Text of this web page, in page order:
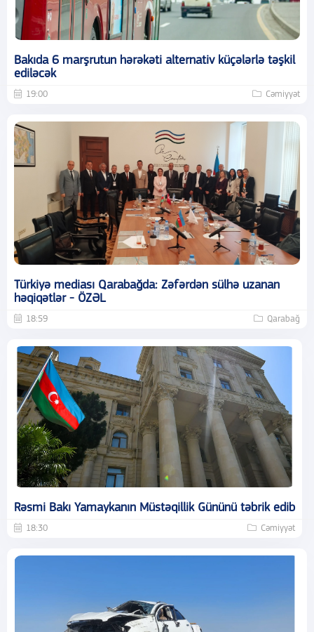
Bakıda 6 marşrutun hərəkəti alternativ küçələrlə təşkil
ediləcək
19:00 Cəmiyyət
Türkiyə mediası Qarabağda: Zəfərdən sülhə uzanan
həqiqətlər - ÖZƏL
18:59 Qarabağ
Rəsmi Bakı Yamaykanın Müstəqillik Gününü təbrik edib
18:30 Cəmiyyət